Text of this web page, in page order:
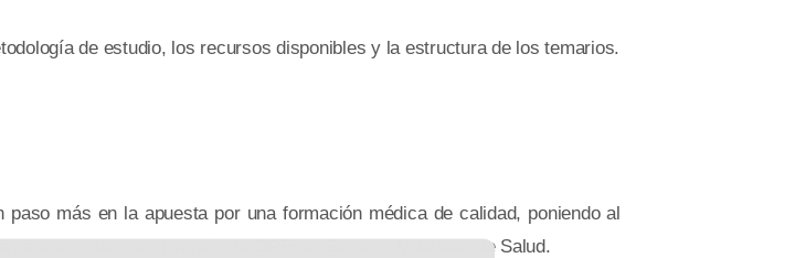
de estudio, los recursos disponibles y la estructura de los temarios.
más en la apuesta por una formación médica de calidad, poniendo al
afrontar con garantías la OPE del Servicio Murciano de Salud.